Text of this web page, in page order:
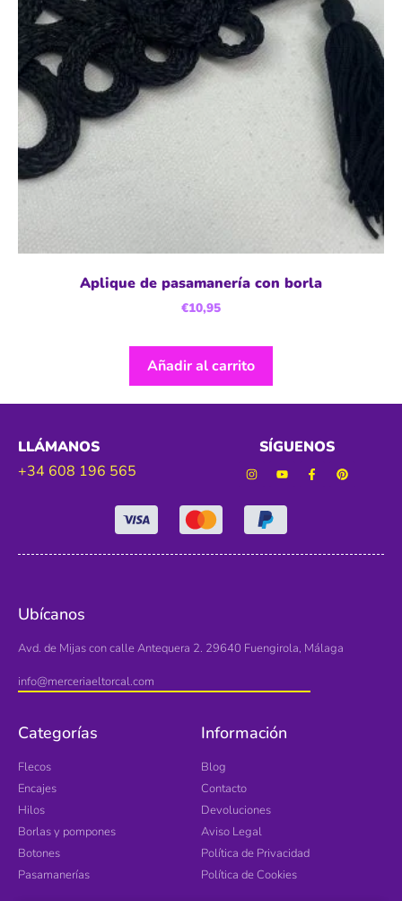
Aplique de pasamanería con borla
€10,95
Añadir al carrito
LLÁMANOS
+34 608 196 565
SÍGUENOS
Ubícanos
Avd. de Mijas con calle Antequera 2. 29640 Fuengirola, Málaga
info@merceriaeltorcal.com
Categorías
Flecos
Encajes
Hilos
Borlas y pompones
Botones
Pasamanerías
Información
Blog
Contacto
Devoluciones
Aviso Legal
Política de Privacidad
Política de Cookies